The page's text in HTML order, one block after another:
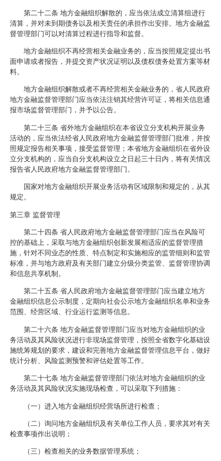
第二十二条 地方金融组织解散的，应当依法成立清算组进行
清算，并对未到期债务以及相关责任的承担作出安排。地方金融监
督管理部门可以对清算过程进行指导和监督。
地方金融组织不再经营相关金融业务的，应当按照规定提出书
面申请或者报告，并提交资产状况证明以及债权债务处置方案等材
料。
地方金融组织解散或者不再经营相关金融业务的，省人民政府
地方金融监督管理部门应当依法注销其经营许可证，将相关信息通
报市场监督管理部门，并予以公告。
第二十三条 省外地方金融组织在本省设立分支机构开展业务
活动的，应当依法经省人民政府地方金融监督管理部门批准，并按
照规定报告相关事项，接受监督管理；本省地方金融组织在省外设
立分支机构的，应当自分支机构设立之日起三十日内，将有关情况
报告省人民政府地方金融监督管理部门。
国家对地方金融组织开展业务活动有区域限制和规定的，从其
规定。
第三章 监督管理
第二十四条 省人民政府地方金融监督管理部门应当在风险可
控的基础上，采取与地方金融组织创新发展相适应的监督管理措
施，针对不同业态的性质、特点制定和实施相应的监管细则和监管
标准，并与地方政府及有关部门建立分级分类监管、监督管理协调
和信息共享机制。
第二十五条 省人民政府地方金融监督管理部门应当建立地方
金融组织信息公示制度，定期向社会公示地方金融组织名单和业务
范围、经营区域、行业运行监测等信息。
第二十六条 地方金融监督管理部门应当对地方金融组织的业
务活动及其风险状况进行非现场监督管理，按照全省数字化基础设
施统筹规划的要求，建设和完善地方金融监督管理信息平台，做好
统计分析、风险监测预警和评估处置等工作。
第二十七条 地方金融监督管理部门依法对地方金融组织的业
务活动及其风险状况实施现场检查，可以采取下列措施：
（一）进入地方金融组织经营场所进行检查；
（二）询问地方金融组织及有关单位工作人员，要求其对有关
检查事项作出说明；
（三）检查相关的业务数据管理系统；